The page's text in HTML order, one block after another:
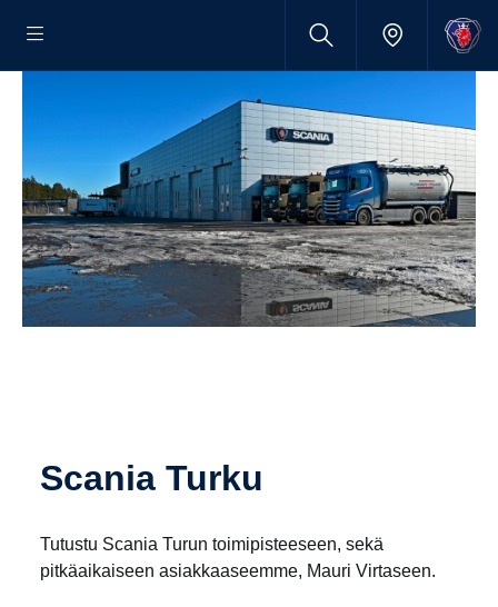
Scania Turku
Tutustu Scania Turun toimipisteeseen, sekä
pitkäaikaiseen asiakkaaseemme, Mauri Virtaseen.